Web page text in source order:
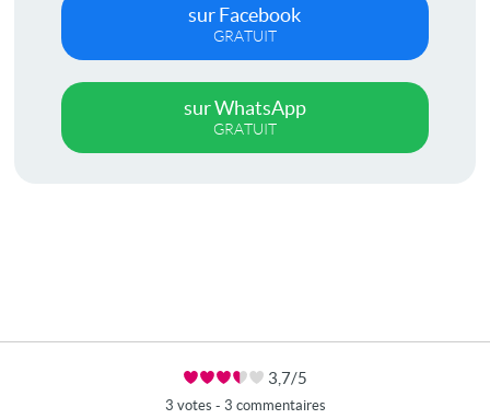
sur Facebook
GRATUIT
sur WhatsApp
GRATUIT
3,7/5
3 votes - 3 commentaires